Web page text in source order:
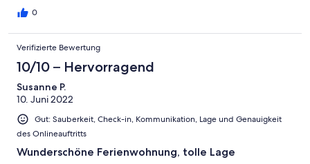
0
Verifizierte Bewertung
10/10 – Hervorragend
Susanne P.
10. Juni 2022
Gut: Sauberkeit, Check-in, Kommunikation, Lage und Genauigkeit
des Onlineauftritts
Wunderschöne Ferienwohnung, tolle Lage